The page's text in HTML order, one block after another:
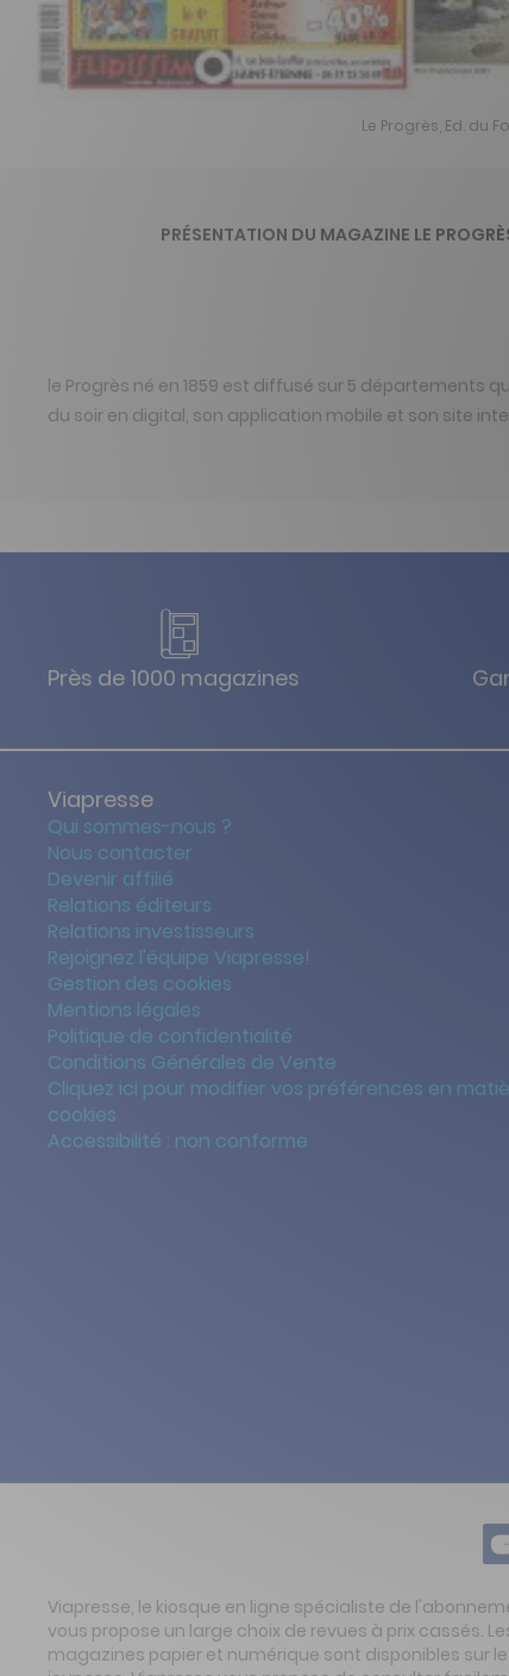
Le Progrès, Ed. du
PRÉSENTATION DU MAGAZINE LE
le Progrès né en 1859 est diffusé sur 5 départements
du soir en digital, son application mobile et son site
Près de 1000 magazines
Viapresse
Qui sommes-nous ?
Nous contacter
Devenir affilié
Relations éditeurs
Relations investisseurs
Rejoignez l'équipe Viapresse!
Gestion des cookies
Mentions légales
Politique de confidentialité
Conditions Générales de Vente
Cliquez ici pour modifier vos préférences en
cookies
Accessibilité : non conforme
Viapresse, le kiosque en ligne spécialiste de
vous propose un large choix de revues à prix cassés.
magazines papier et numérique sont disponibles sur